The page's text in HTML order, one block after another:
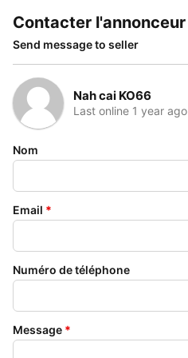
Contacter l'annonceur
Send message to seller
Nah cai KO66
Last online 1 year ago
Nom
Email *
Numéro de téléphone
Message *